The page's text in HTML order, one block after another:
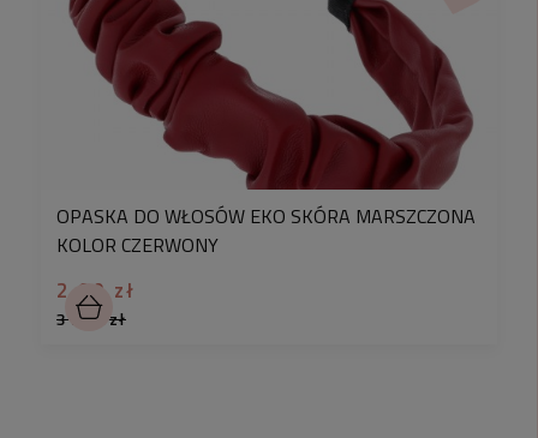
OPASKA DO WŁOSÓW EKO SKÓRA MARSZCZONA
KOLOR CZERWONY
2,90 zł
31,90 zł